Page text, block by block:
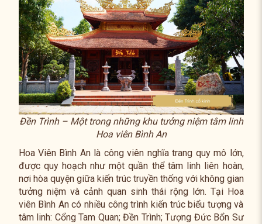
Đền Trình – Một trong những khu tưởng niệm tâm linh
Hoa viên Bình An
Hoa Viên Bình An là công viên nghĩa trang quy mô lớn,
được quy hoạch như một quần thể tâm linh liên hoàn,
nơi hòa quyện giữa kiến trúc truyền thống với không gian
tưởng niệm và cảnh quan sinh thái rộng lớn. Tại Hoa
viên Bình An có nhiều công trình kiến trúc biểu tượng và
tâm linh: Cổng Tam Quan; Đền Trình; Tượng Đức Bổn Sư